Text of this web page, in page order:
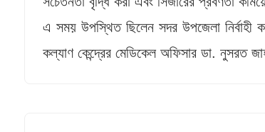
এ সময় উপস্থিত ছিলেন সদর উপজেলা নির্বাহী
কল্যাণ কেন্দ্রের মেডিকেল অফিসার ডা. নুসরত